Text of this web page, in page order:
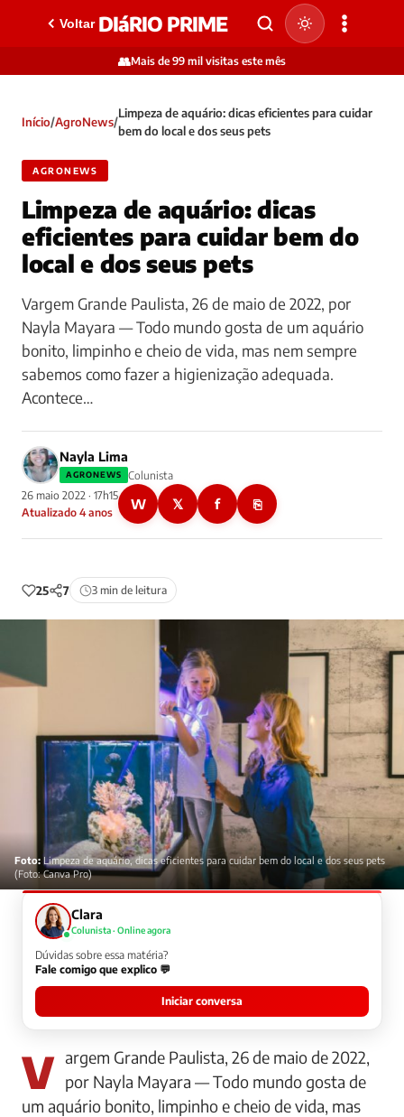
Voltar DIáRIO PRIME
👥Mais de 99 mil visitas este mês
Início/AgroNews/
Limpeza de aquário: dicas eficientes para cuidar
bem do local e dos seus pets
AGRONEWS
Limpeza de aquário: dicas
eficientes para cuidar bem do
local e dos seus pets
Vargem Grande Paulista, 26 de maio de 2022, por
Nayla Mayara — Todo mundo gosta de um aquário
bonito, limpinho e cheio de vida, mas nem sempre
sabemos como fazer a higienização adequada.
Acontece…
Nayla Lima
AGRONEWS
Colunista
26 maio 2022 · 17h15
Atualizado 4 anos
W 𝕏 f ⎘
25 7 3 min de leitura
Foto: Limpeza de aquário, dicas eficientes para cuidar bem do local e dos seus pets
(Foto: Canva Pro)
Clara
Colunista · Online agora
Dúvidas sobre essa matéria?
Fale comigo que explico 💬
Iniciar conversa
Vargem Grande Paulista, 26 de maio de 2022, por Nayla Mayara — Todo mundo gosta de
um aquário bonito, limpinho e cheio de vida, mas